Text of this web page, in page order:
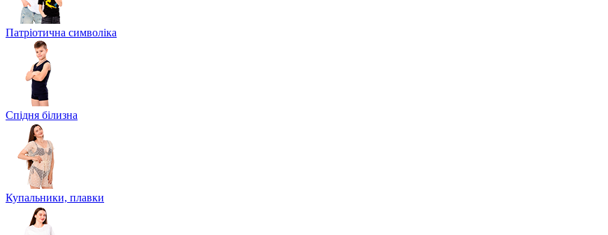
Патріотична символіка
Спідня білизна
Купальники, плавки